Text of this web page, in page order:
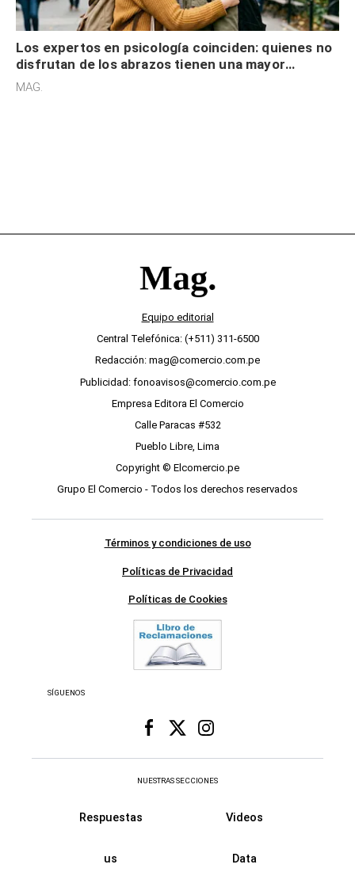
Los expertos en psicología coinciden: quienes no
disfrutan de los abrazos tienen una mayor
sensibilidad a los estímulos físicos y no es por
MAG.
Equipo editorial
Central Telefónica: (+511) 311-6500
Redacción: mag@comercio.com.pe
Publicidad: fonoavisos@comercio.com.pe
Empresa Editora El Comercio
Calle Paracas #532
Pueblo Libre, Lima
Copyright © Elcomercio.pe
Grupo El Comercio - Todos los derechos reservados
Términos y condiciones de uso
Políticas de Privacidad
Políticas de Cookies
SÍGUENOS
NUESTRAS SECCIONES
Respuestas Videos
us Data